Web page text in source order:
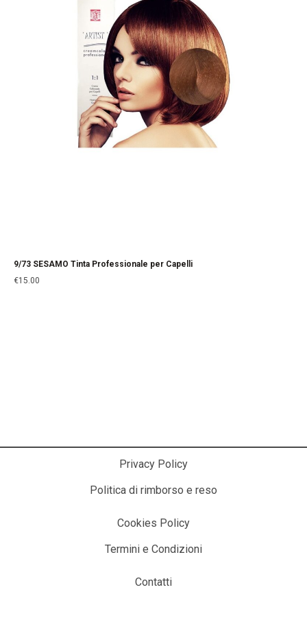
9/73 SESAMO Tinta Professionale per Capelli
€15.00
Privacy Policy
Politica di rimborso e reso
Cookies Policy
Termini e Condizioni
Contatti